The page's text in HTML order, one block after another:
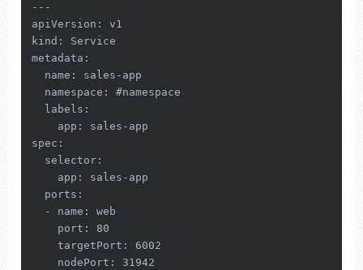
---
apiVersion: v1
kind: Service
metadata:
  name: sales-app
  namespace: #namespace
  labels:
    app: sales-app
spec:
  selector:
    app: sales-app
  ports:
  - name: web
    port: 80
    targetPort: 6002
    nodePort: 31942